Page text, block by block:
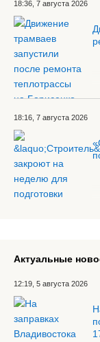
18:36, 7 августа 2026
18:16, 7 августа 2026
Актуальные
12:19, 5 августа 2026